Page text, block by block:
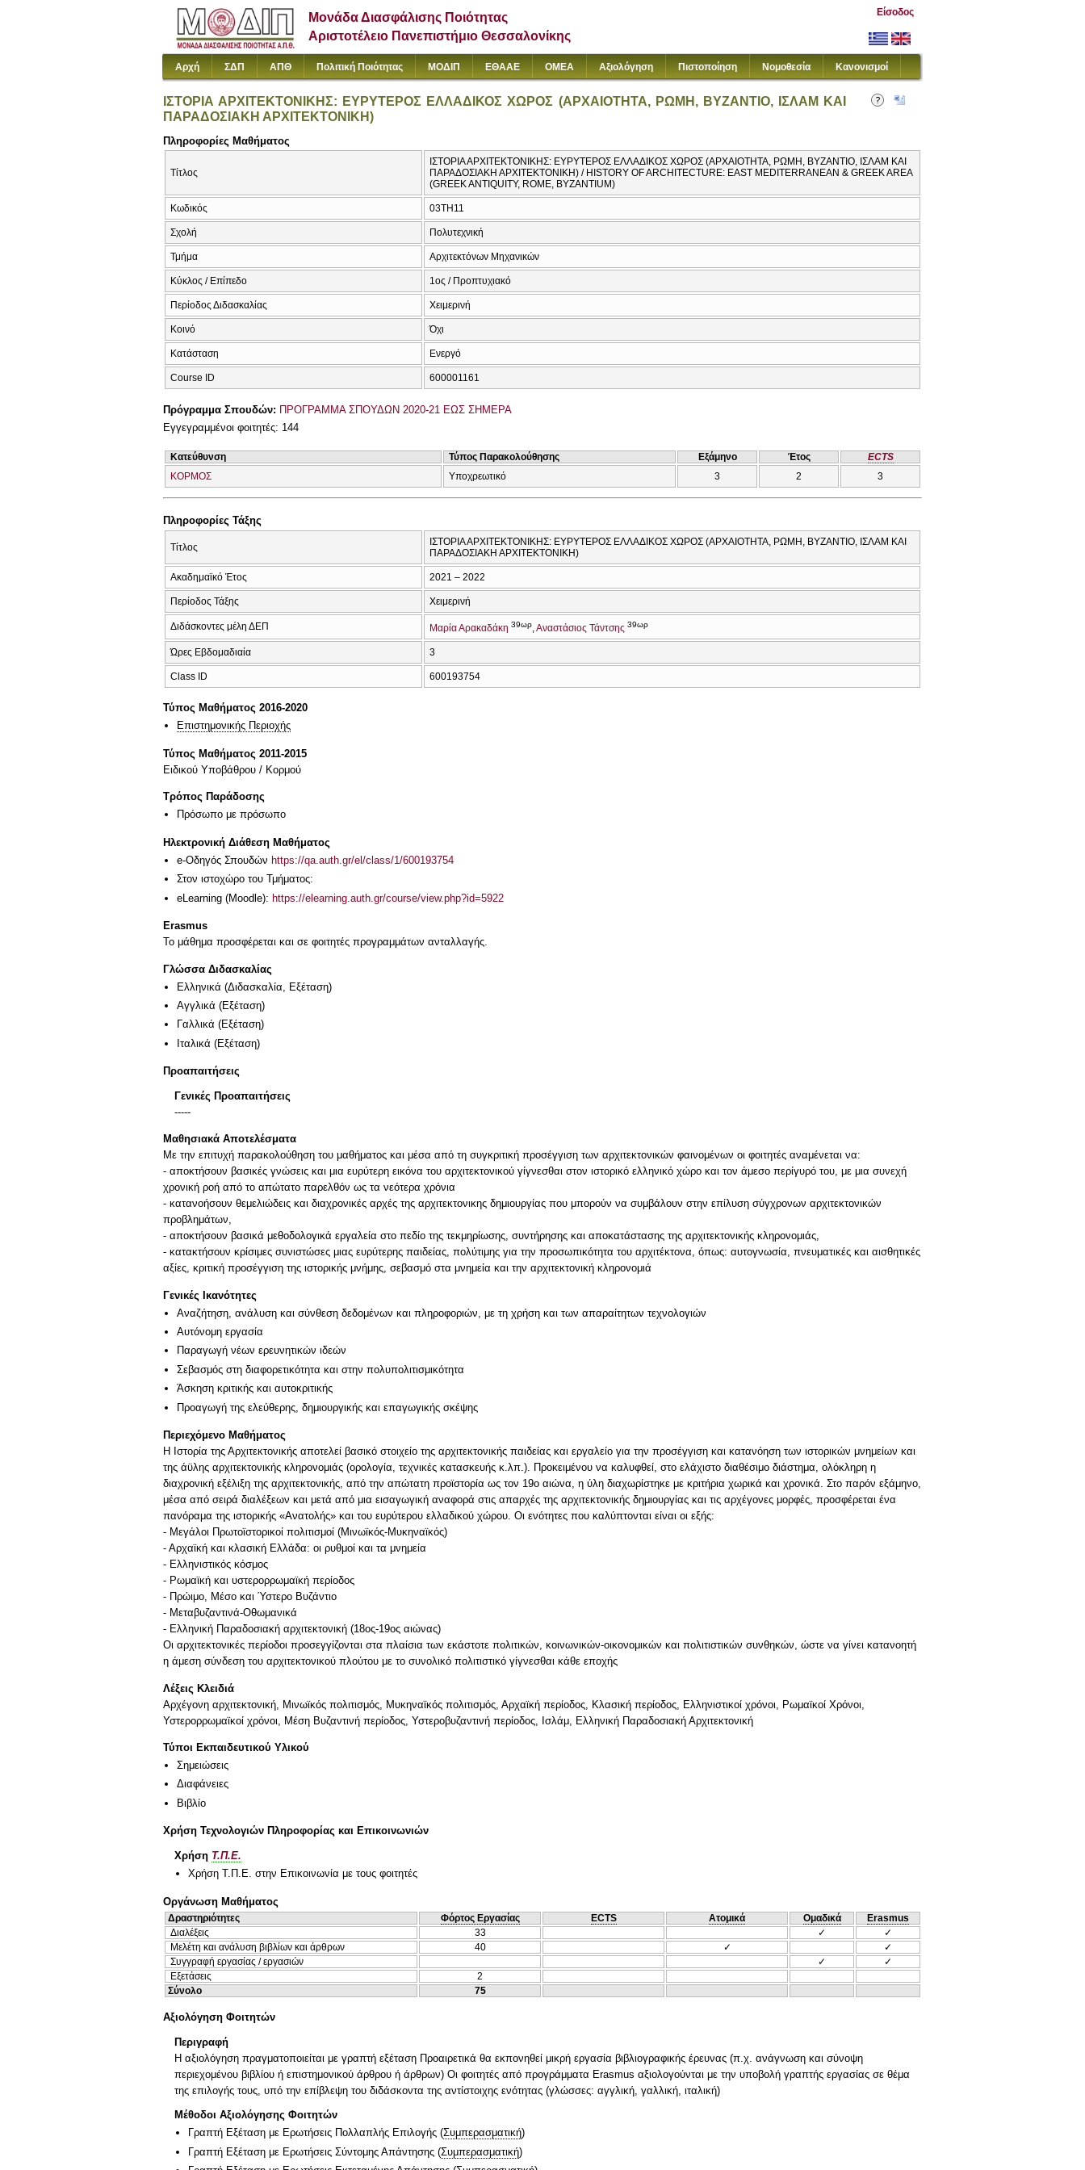
Μονάδα Διασφάλισης Ποιότητας
Αριστοτέλειο Πανεπιστήμιο Θεσσαλονίκης
Είσοδος
Αρχή ΣΔΠ ΑΠΘ Πολιτική Ποιότητας ΜΟΔΙΠ ΕΘΑΑΕ ΟΜΕΑ Αξιολόγηση Πιστοποίηση Νομοθεσία Κανονισμοί
ΙΣΤΟΡΙΑ ΑΡΧΙΤΕΚΤΟΝΙΚΗΣ: ΕΥΡΥΤΕΡΟΣ ΕΛΛΑΔΙΚΟΣ ΧΩΡΟΣ (ΑΡΧΑΙΟΤΗΤΑ, ΡΩΜΗ, ΒΥΖΑΝΤΙΟ, ΙΣΛΑΜ ΚΑΙ
ΠΑΡΑΔΟΣΙΑΚΗ ΑΡΧΙΤΕΚΤΟΝΙΚΗ)
Πληροφορίες Μαθήματος
Τίτλος
ΙΣΤΟΡΙΑ ΑΡΧΙΤΕΚΤΟΝΙΚΗΣ: ΕΥΡΥΤΕΡΟΣ ΕΛΛΑΔΙΚΟΣ ΧΩΡΟΣ (ΑΡΧΑΙΟΤΗΤΑ, ΡΩΜΗ, ΒΥΖΑΝΤΙΟ, ΙΣΛΑΜ ΚΑΙ
ΠΑΡΑΔΟΣΙΑΚΗ ΑΡΧΙΤΕΚΤΟΝΙΚΗ) / HISTORY OF ARCHITECTURE: EAST MEDITERRANEAN & GREEK AREA
(GREEK ANTIQUITY, ROME, BYZANTIUM)
Κωδικός 03TH11
Σχολή Πολυτεχνική
Τμήμα Αρχιτεκτόνων Μηχανικών
Κύκλος / Επίπεδο 1ος / Προπτυχιακό
Περίοδος Διδασκαλίας Χειμερινή
Κοινό Όχι
Κατάσταση Ενεργό
Course ID 600001161
Πρόγραμμα Σπουδών: ΠΡΟΓΡΑΜΜΑ ΣΠΟΥΔΩΝ 2020-21 ΕΩΣ ΣΗΜΕΡΑ
Εγγεγραμμένοι φοιτητές: 144
Κατεύθυνση Τύπος Παρακολούθησης Εξάμηνο Έτος
ECTS
ΚΟΡΜΟΣ
Υποχρεωτικό 3 2 3
Πληροφορίες Τάξης
Τίτλος
ΙΣΤΟΡΙΑ ΑΡΧΙΤΕΚΤΟΝΙΚΗΣ: ΕΥΡΥΤΕΡΟΣ ΕΛΛΑΔΙΚΟΣ ΧΩΡΟΣ (ΑΡΧΑΙΟΤΗΤΑ, ΡΩΜΗ, ΒΥΖΑΝΤΙΟ, ΙΣΛΑΜ ΚΑΙ
ΠΑΡΑΔΟΣΙΑΚΗ ΑΡΧΙΤΕΚΤΟΝΙΚΗ)
Ακαδημαϊκό Έτος 2021 – 2022
Περίοδος Τάξης Χειμερινή
Διδάσκοντες μέλη ΔΕΠ Μαρία Αρακαδάκη 39ωρ Αναστάσιος Τάντσης 39ωρ
Ώρες Εβδομαδιαία 3
Class ID 600193754
Τύπος Μαθήματος 2016-2020
Επιστημονικής Περιοχής
Τύπος Μαθήματος 2011-2015
Ειδικού Υποβάθρου / Κορμού
Τρόπος Παράδοσης
Πρόσωπο με πρόσωπο
Ηλεκτρονική Διάθεση Μαθήματος
e-Οδηγός Σπουδών https://qa.auth.gr/el/class/1/600193754
Στον ιστοχώρο του Τμήματος:
eLearning (Moodle): https://elearning.auth.gr/course/view.php?id=5922
Erasmus
Το μάθημα προσφέρεται και σε φοιτητές προγραμμάτων ανταλλαγής.
Γλώσσα Διδασκαλίας
Ελληνικά (Διδασκαλία, Εξέταση)
Αγγλικά (Εξέταση)
Γαλλικά (Εξέταση)
Ιταλικά (Εξέταση)
Προαπαιτήσεις
Γενικές Προαπαιτήσεις
-----
Μαθησιακά Αποτελέσματα
Με την επιτυχή παρακολούθηση του μαθήματος και μέσα από τη συγκριτική προσέγγιση των αρχιτεκτονικών φαινομένων οι φοιτητές αναμένεται να:
- αποκτήσουν βασικές γνώσεις και μια ευρύτερη εικόνα του αρχιτεκτονικού γίγνεσθαι στον ιστορικό ελληνικό χώρο και τον άμεσο περίγυρό του, με μια συνεχή
χρονική ροή από το απώτατο παρελθόν ως τα νεότερα χρόνια
- κατανοήσουν θεμελιώδεις και διαχρονικές αρχές της αρχιτεκτονικης δημιουργίας που μπορούν να συμβάλουν στην επίλυση σύγχρονων αρχιτεκτονικών
προβλημάτων,
- αποκτήσουν βασικά μεθοδολογικά εργαλεία στο πεδίο της τεκμηρίωσης, συντήρησης και αποκατάστασης της αρχιτεκτονικής κληρονομιάς,
- κατακτήσουν κρίσιμες συνιστώσες μιας ευρύτερης παιδείας, πολύτιμης για την προσωπικότητα του αρχιτέκτονα, όπως: αυτογνωσία, πνευματικές και αισθητικές
αξίες, κριτική προσέγγιση της ιστορικής μνήμης, σεβασμό στα μνημεία και την αρχιτεκτονική κληρονομιά
Γενικές Ικανότητες
Αναζήτηση, ανάλυση και σύνθεση δεδομένων και πληροφοριών, με τη χρήση και των απαραίτητων τεχνολογιών
Αυτόνομη εργασία
Παραγωγή νέων ερευνητικών ιδεών
Σεβασμός στη διαφορετικότητα και στην πολυπολιτισμικότητα
Άσκηση κριτικής και αυτοκριτικής
Προαγωγή της ελεύθερης, δημιουργικής και επαγωγικής σκέψης
Περιεχόμενο Μαθήματος
Η Ιστορία της Αρχιτεκτονικής αποτελεί βασικό στοιχείο της αρχιτεκτονικής παιδείας και εργαλείο για την προσέγγιση και κατανόηση των ιστορικών μνημείων και
της άϋλης αρχιτεκτονικής κληρονομιάς (ορολογία, τεχνικές κατασκευής κ.λπ.). Προκειμένου να καλυφθεί, στο ελάχιστο διαθέσιμο διάστημα, ολόκληρη η
διαχρονική εξέλιξη της αρχιτεκτονικής, από την απώτατη προϊστορία ως τον 19ο αιώνα, η ύλη διαχωρίστηκε με κριτήρια χωρικά και χρονικά. Στο παρόν εξάμηνο,
μέσα από σειρά διαλέξεων και μετά από μια εισαγωγική αναφορά στις απαρχές της αρχιτεκτονικής δημιουργίας και τις αρχέγονες μορφές, προσφέρεται ένα
πανόραμα της ιστορικής «Ανατολής» και του ευρύτερου ελλαδικού χώρου. Οι ενότητες που καλύπτονται είναι οι εξής:
- Μεγάλοι Πρωτοϊστορικοί πολιτισμοί (Μινωϊκός-Μυκηναϊκός)
- Αρχαϊκή και κλασική Ελλάδα: οι ρυθμοί και τα μνημεία
- Ελληνιστικός κόσμος
- Ρωμαϊκή και υστερορρωμαϊκή περίοδος
- Πρώιμο, Μέσο και Ύστερο Βυζάντιο
- Μεταβυζαντινά-Οθωμανικά
- Ελληνική Παραδοσιακή αρχιτεκτονική (18ος-19ος αιώνας)
Οι αρχιτεκτονικές περίοδοι προσεγγίζονται στα πλαίσια των εκάστοτε πολιτικών, κοινωνικών-οικονομικών και πολιτιστικών συνθηκών, ώστε να γίνει κατανοητή
Λέξεις Κλειδιά
Αρχέγονη αρχιτεκτονική, Μινωϊκός πολιτισμός, Μυκηναϊκός πολιτισμός, Αρχαϊκή περίοδος, Κλασική περίοδος, Ελληνιστικοί χρόνοι, Ρωμαϊκοί Χρόνοι,
Υστερορρωμαϊκοί χρόνοι, Μέση Βυζαντινή περίοδος, Υστεροβυζαντινή περίοδος, Ισλάμ, Ελληνική Παραδοσιακή Αρχιτεκτονική
Τύποι Εκπαιδευτικού Υλικού
Σημειώσεις
Διαφάνειες
Βιβλίο
Χρήση Τεχνολογιών Πληροφορίας και Επικοινωνιών
Χρήση Τ.Π.Ε.
Χρήση Τ.Π.Ε. στην Επικοινωνία με τους φοιτητές
Οργάνωση Μαθήματος
Δραστηριότητες Φόρτος Εργασίας ECTS Ατομικά Ομαδικά
Erasmus
Διαλέξεις
33 ✓
✓
Μελέτη και ανάλυση βιβλίων και άρθρων
40 ✓
✓
Συγγραφή εργασίας / εργασιών
✓
✓
Εξετάσεις
2
Σύνολο
75
Αξιολόγηση Φοιτητών
Περιγραφή
Η αξιολόγηση πραγματοποιείται με γραπτή εξέταση Προαιρετικά θα εκπονηθεί μικρή εργασία βιβλιογραφικής έρευνας (π.χ. ανάγνωση και σύνοψη
περιεχομένου βιβλίου ή επιστημονικού άρθρου ή άρθρων) Οι φοιτητές από προγράμματα Erasmus αξιολογούνται με την υποβολή γραπτής εργασίας σε θέμα
της επιλογής τους, υπό την επίβλεψη του διδάσκοντα της αντίστοιχης ενότητας (γλώσσες: αγγλική, γαλλική, ιταλική)
Μέθοδοι Αξιολόγησης Φοιτητών
Γραπτή Εξέταση με Ερωτήσεις Πολλαπλής Επιλογής (Συμπερασματική)
Γραπτή Εξέταση με Ερωτήσεις Σύντομης Απάντησης (Συμπερασματική)